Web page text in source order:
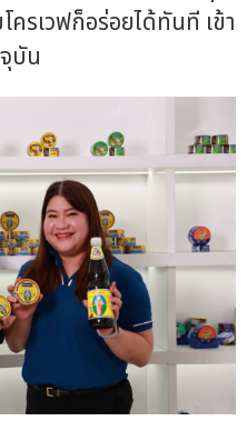
ครเวฟก็อร่อยได้ทันที เข้า
บัน